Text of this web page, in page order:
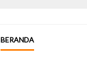
BERANDA